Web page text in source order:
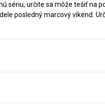
sériu, určite sa môže tešiť na
posledný marcový víkend.